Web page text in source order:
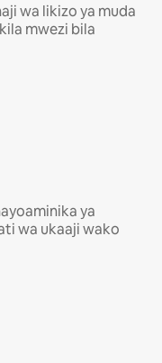
wa likizo ya muda
mwezi bila
ya
wa ukaaji wako